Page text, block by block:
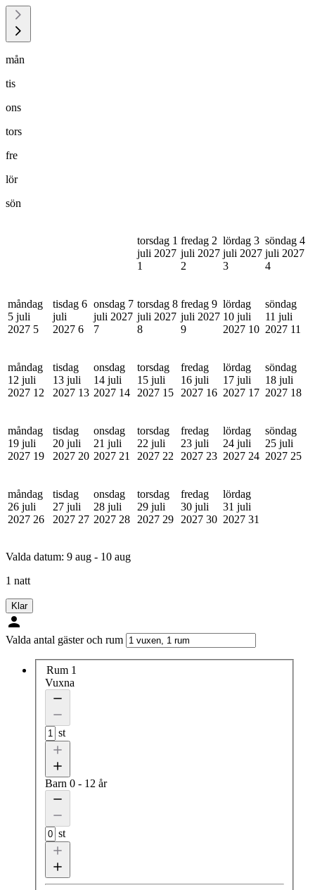
mån
tis
ons
tors
fre
lör
sön
torsdag 1
juli 2027
1
fredag 2
juli 2027
2
lördag 3
juli 2027
3
söndag 4
juli 2027
4
måndag
5 juli
2027 5
tisdag 6
juli
2027 6
onsdag 7
juli 2027
7
torsdag 8
juli 2027
8
fredag 9
juli 2027
9
lördag
10 juli
2027 10
söndag
11 juli
2027 11
måndag
12 juli
2027 12
tisdag
13 juli
2027 13
onsdag
14 juli
2027 14
torsdag
15 juli
2027 15
fredag
16 juli
2027 16
lördag
17 juli
2027 17
söndag
18 juli
2027 18
måndag
19 juli
2027 19
tisdag
20 juli
2027 20
onsdag
21 juli
2027 21
torsdag
22 juli
2027 22
fredag
23 juli
2027 23
lördag
24 juli
2027 24
söndag
25 juli
2027 25
måndag
26 juli
2027 26
tisdag
27 juli
2027 27
onsdag
28 juli
2027 28
torsdag
29 juli
2027 29
fredag
30 juli
2027 30
lördag
31 juli
2027 31
Valda datum: 9 aug - 10 aug
1 natt
Klar
Valda antal gäster och rum
Rum 1
Vuxna
st
Barn 0 - 12 år
st